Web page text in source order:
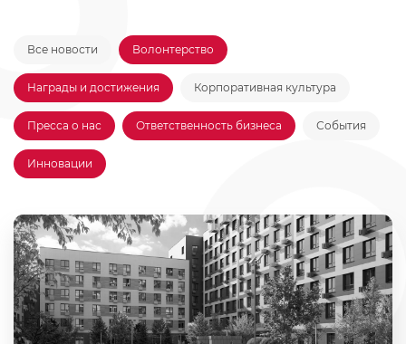
Все новости Волонтерство
Награды и достижения Корпоративная культура
Пресса о нас Ответственность бизнеса События
Инновации